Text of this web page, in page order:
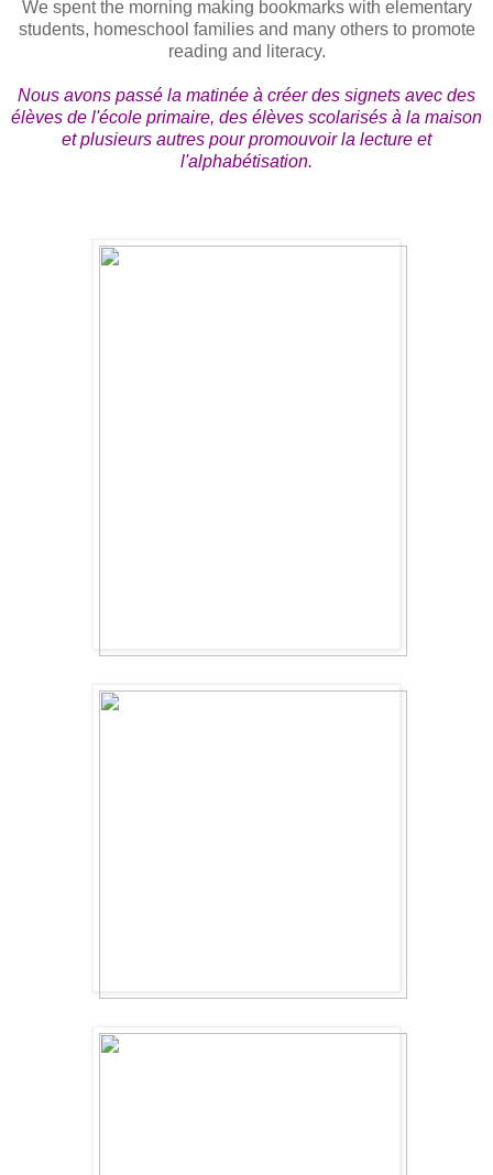
We spent the morning making bookmarks with elementary
students, homeschool families and many others to promote
reading and literacy.
Nous avons passé la matinée à créer des signets avec des
élèves de l'école primaire, des élèves scolarisés à la maison
et plusieurs autres pour promouvoir la lecture et
l'alphabétisation.